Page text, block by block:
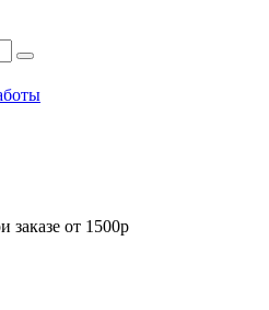
заказе от 1500р